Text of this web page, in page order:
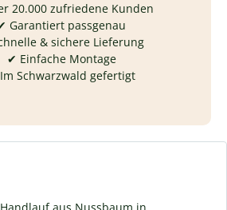
20.000 zufriedene Kunden
Garantiert passgenau
& sichere Lieferung
✔ Einfache Montage
Schwarzwald gefertigt